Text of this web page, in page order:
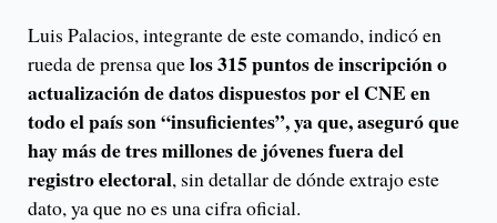
Luis Palacios, integrante de este comando, indicó en
rueda de prensa quelos 315 puntos de inscripción o
actualización de datos dispuestos por el CNE en
todo el país son “insuficientes”, ya que, aseguró que
hay más de tres millones de jóvenes fuera del
registro electoral, sin detallar de dónde extrajo este
dato, ya que no es una cifra oficial.